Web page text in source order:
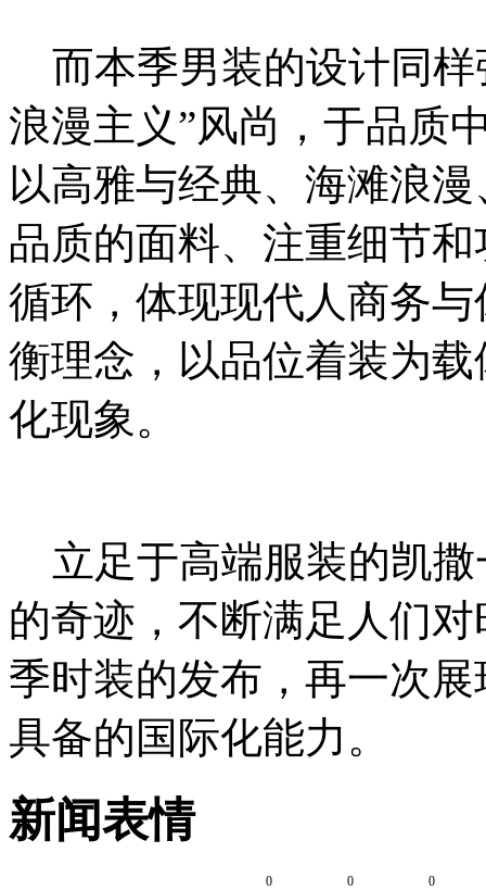
而本季男装的设计同样
浪漫主义”风尚，于品质
以高雅与经典、海滩浪
品质的面料、注重细节
循环，体现现代人商务
衡理念，以品位着装为
化现象。
立足于高端服装的凯撒
的奇迹，不断满足人们
季时装的发布，再一次
具备的国际化能力。
新闻表情
0 0 0